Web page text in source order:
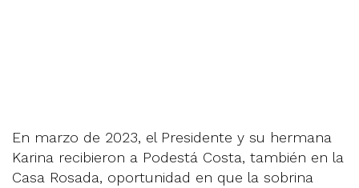
En marzo de 2023, el Presidente y su hermana
Karina recibieron a Podestá Costa, también en la
Casa Rosada, oportunidad en que la sobrina